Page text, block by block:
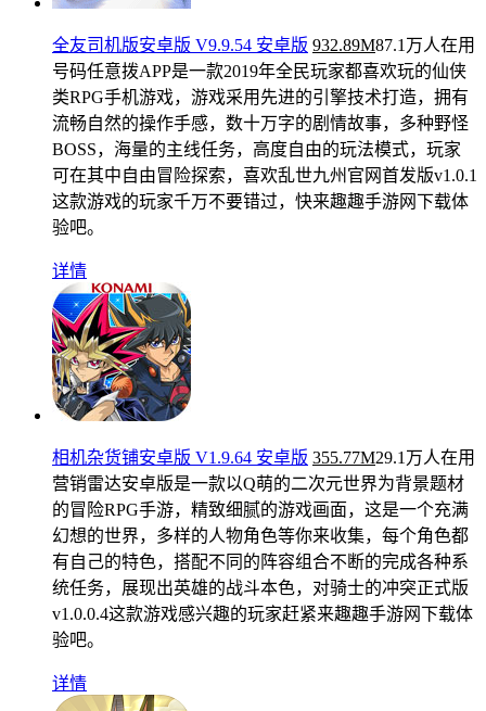
全友司机版安卓版 V9.9.54 安卓版 932.89M87.1万人在用
号码任意拨APP是一款2019年全民玩家都喜欢玩的仙侠
类RPG手机游戏，游戏采用先进的引擎技术打造，拥有
流畅自然的操作手感，数十万字的剧情故事，多种野怪
BOSS，海量的主线任务，高度自由的玩法模式，玩家
可在其中自由冒险探索，喜欢乱世九州官网首发版v1.0.1
这款游戏的玩家千万不要错过，快来趣趣手游网下载体
验吧。
详情
相机杂货铺安卓版 V1.9.64 安卓版 355.77M29.1万人在用
营销雷达安卓版是一款以Q萌的二次元世界为背景题材
的冒险RPG手游，精致细腻的游戏画面，这是一个充满
幻想的世界，多样的人物角色等你来收集，每个角色都
有自己的特色，搭配不同的阵容组合不断的完成各种系
统任务，展现出英雄的战斗本色，对骑士的冲突正式版
v1.0.0.4这款游戏感兴趣的玩家赶紧来趣趣手游网下载体
验吧。
详情